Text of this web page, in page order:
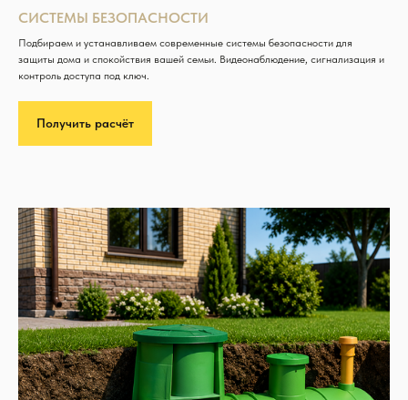
СИСТЕМЫ БЕЗОПАСНОСТИ
Подбираем и устанавливаем современные системы безопасности для
защиты дома и спокойствия вашей семьи. Видеонаблюдение, сигнализация и
контроль доступа под ключ.
Получить расчёт